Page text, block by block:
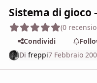
Sistema di gioco
(0
Condividi
Difreppi7 Febbraio